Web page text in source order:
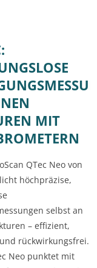
MIT
QTec Neo von
höchpräzise,
selbst an
– effizient,
rückwirkungsfrei.
Neo punktet mit